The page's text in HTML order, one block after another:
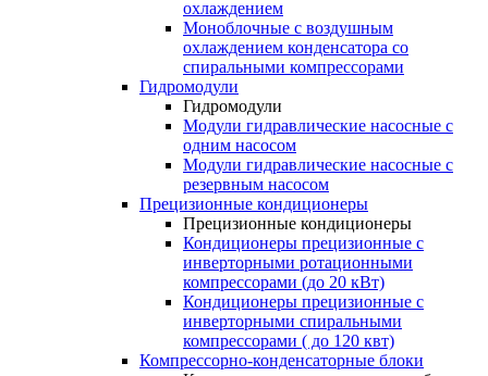
охлаждением
Моноблочные с воздушным
охлаждением конденсатора со
спиральными компрессорами
Гидромодули
Гидромодули
Модули гидравлические насосные с
одним насосом
Модули гидравлические насосные с
резервным насосом
Прецизионные кондиционеры
Прецизионные кондиционеры
Кондиционеры прецизионные c
инверторными ротационными
компрессорами (до 20 кВт)
Кондиционеры прецизионные c
инверторными спиральными
компрессорами ( до 120 квт)
Компрессорно-конденсаторные блоки